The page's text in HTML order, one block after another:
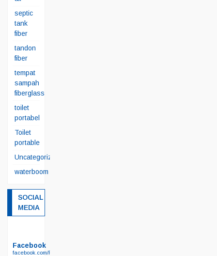
septic
tank
fiber
tandon
fiber
tempat
sampah
fiberglass
toilet
portabel
Toilet
portable
Uncategorized
waterboom
SOCIAL
MEDIA
Facebook
facebook.com/Permainanedukasi.net